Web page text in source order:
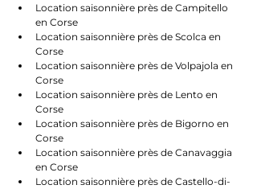
Location saisonnière près de Campitello
en Corse
Location saisonnière près de Scolca en
Corse
Location saisonnière près de Volpajola en
Corse
Location saisonnière près de Lento en
Corse
Location saisonnière près de Bigorno en
Corse
Location saisonnière près de Canavaggia
en Corse
Location saisonnière près de Castello-di-